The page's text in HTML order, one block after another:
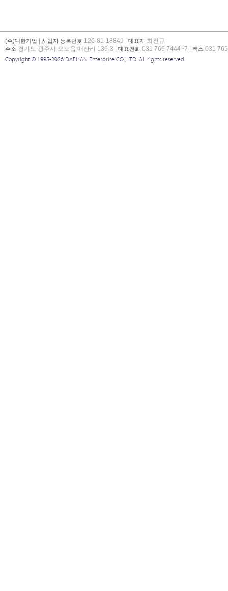
(주)대한기업 사업자 등록번호 126-81-18849 | 대표자 최진규
주소 경기도 광주시 오포읍 매산리 136-3 | 대표전화 031 766 7444~7 | 팩스 031
Copyright © 1995-2026 DAEHAN Enterprise CO., LTD. All rights reserved.